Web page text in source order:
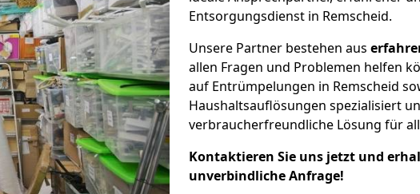
Entsorgungsdienst in Remscheid.
Unsere Partner bestehen aus
allen Fragen und Problemen helfen
auf Entrümpelungen in Remscheid
Haushaltsauflösungen spezialisiert
verbraucherfreundliche Lösung für
Kontaktieren Sie uns jetzt und
unverbindliche Anfrage!